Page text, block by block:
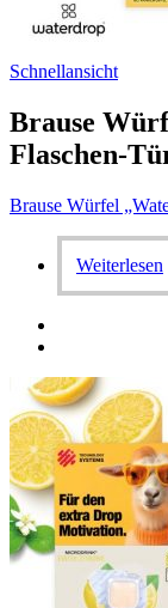
Schnellansicht
Brause
Flaschen-
Brause Würfel
Weiterlesen